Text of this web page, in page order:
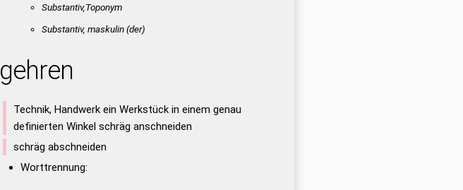
Substantiv,Toponym
Substantiv, maskulin(der)
gehren
Technik, Handwerk ein Werkstück in einem genau
definierten Winkel schräg anschneiden
schräg abschneiden
Worttrennung: